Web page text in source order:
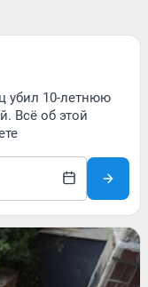
убил 10-летнюю
Всё об этой